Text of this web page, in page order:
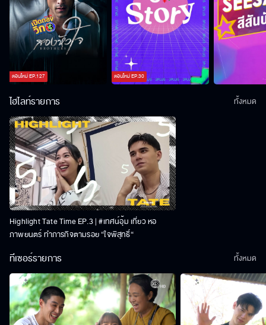
ตอนใหม่EP.127 ตอนใหม่EP.30
ไฮไลท์รายการ
Highlight Tate Time EP.3 | #เทศน์อุ้ม เที่ยว หอ
ภาพยนตร์ ทำภารกิจตามรอย “ใจพิสุทธิ์“
ทั้งหมด
ทีเซอร์รายการ ทั้งหมด